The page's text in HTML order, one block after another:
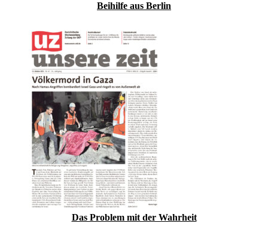
Beihilfe aus Berlin
Das Problem mit der Wahrheit